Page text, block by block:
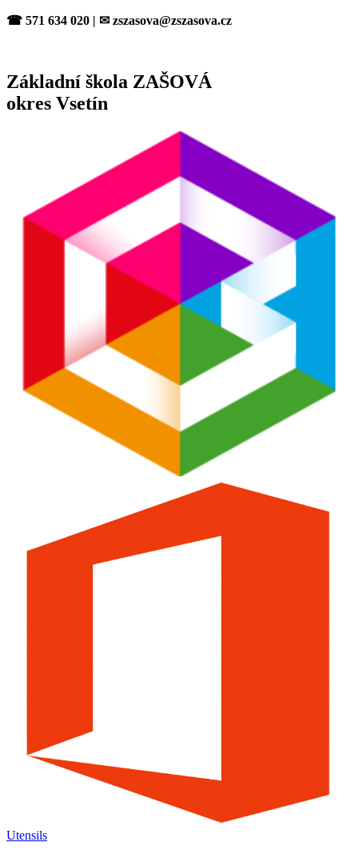
Přejít
☎ 571 634 020 | ✉ zszasova@zszasova.cz
Základní škola ZAŠOVÁ
okres Vsetín
Utensils